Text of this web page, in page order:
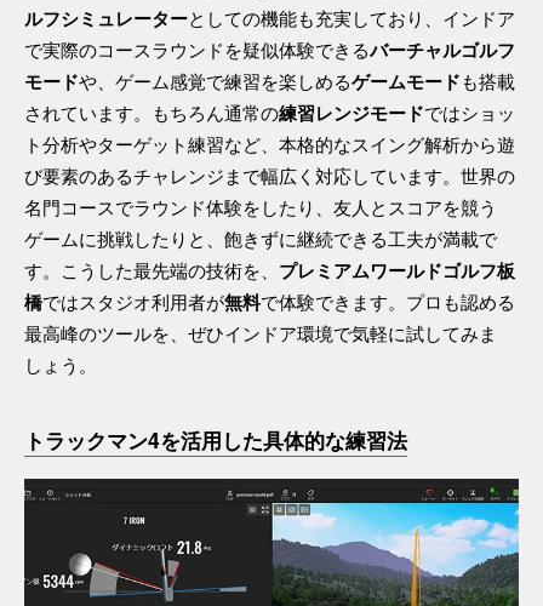
ルフシミュレーターとしての機能も充実しており、インドア
で実際のコースラウンドを疑似体験できるバーチャルゴルフ
モードや、ゲーム感覚で練習を楽しめるゲームモードも搭載
されています。もちろん通常の練習レンジモードではショッ
ト分析やターゲット練習など、本格的なスイング解析から遊
び要素のあるチャレンジまで幅広く対応しています。世界の
名門コースでラウンド体験をしたり、友人とスコアを競う
ゲームに挑戦したりと、飽きずに継続できる工夫が満載で
す。こうした最先端の技術を、 プレミアムワールドゴルフ板
橋ではスタジオ利用者が無料で体験できます。プロも認める
最高峰のツールを、ぜひインドア環境で気軽に試してみま
しょう。
トラックマン4を活用した具体的な練習法